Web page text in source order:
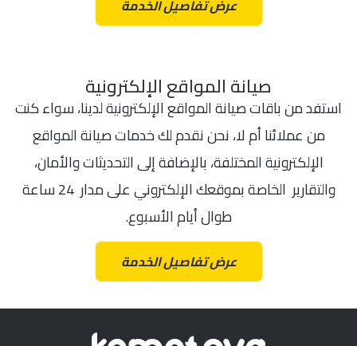
عرض تفاصيل الخدمة
صيانة المواقع الإلكترونية
استفد من باقات صيانة المواقع الإلكترونية لدينا، سواء كنت
من عملائنا أم لا، نحن نقدم لك خدمات صيانة المواقع
الإلكترونية المختلفة، بالإضافة إلى التحديثات والأمان،
والتقارير الخاصة بموقعك الإلكتروني على مدار 24 ساعة
طوال أيام الأسبوع.
عرض تفاصيل الخدمة